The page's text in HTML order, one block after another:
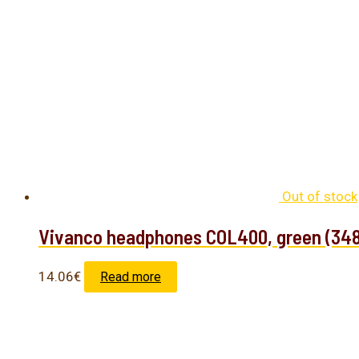
Out of stock
Vivanco headphones COL400, green
14.06€ Read more